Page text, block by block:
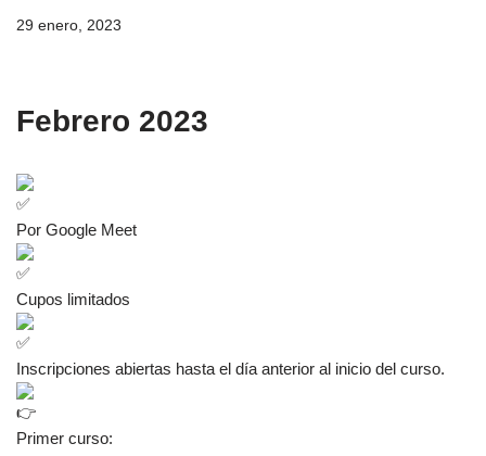
29 enero, 2023
Febrero 2023
Por Google Meet
Cupos limitados
Inscripciones abiertas hasta el día anterior al inicio del curso.
Primer curso: